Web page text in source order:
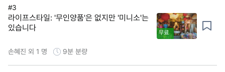
#3
라이프스타일: '무인양품'은 없지만 '미니소'는
있습니다
무료
손혜진 외 1 명 9분 분량